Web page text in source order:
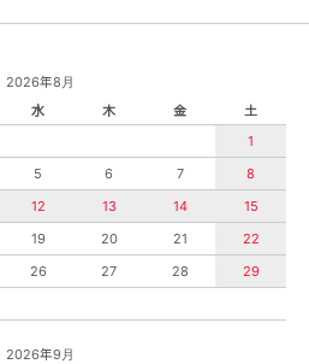
2026年8月
水 木 金
土
1
5 6 7
8
12 13 14
15
19 20 21
22
26 27 28
29
2026年9月